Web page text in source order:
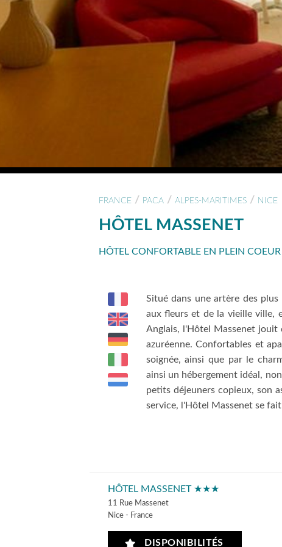
FRANCE / PACA / ALPES-MARITIMES / NICE
HÔTEL MASSENET
HÔTEL CONFORTABLE EN PLEIN
Situé dans une artère des
aux fleurs et de la vieille ville,
Anglais, l'Hôtel Massenet
azuréenne. Confortables et
soignée, ainsi que par le
ainsi un hébergement idéal,
petits déjeuners copieux, son
service, l'Hôtel Massenet se
HÔTEL MASSENET ★★★
11 Rue Massenet
Nice - France
DISPONIBILITÉS